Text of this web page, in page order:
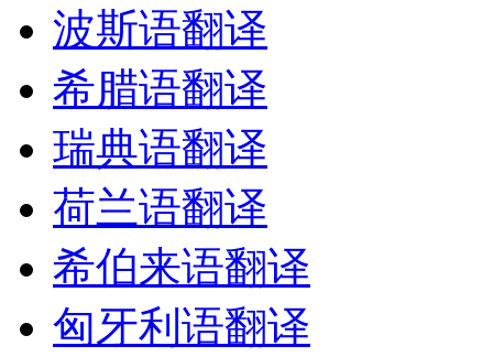
波斯语翻译
希腊语翻译
瑞典语翻译
荷兰语翻译
希伯来语翻译
匈牙利语翻译